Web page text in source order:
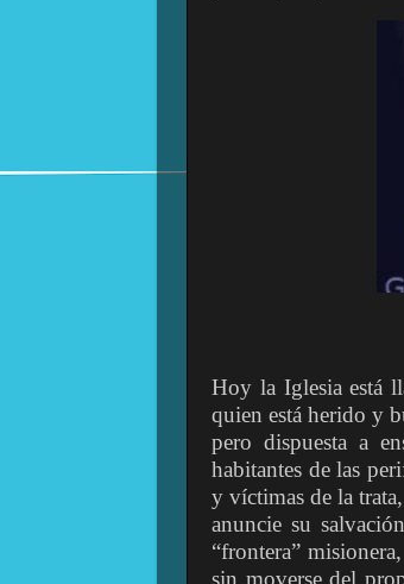
Hoy la Iglesia está
quien está herido y
pero dispuesta a
habitantes de las
y víctimas de la
anuncie su
“frontera”
sin moverse del